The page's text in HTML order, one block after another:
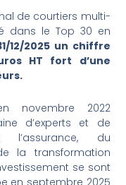
de courtiers multi-
dans le Top 30 en
12/2025 un chiffre
HT fort d’une
novembre 2022
d’experts et de
l’assurance, du
la transformation
se sont
en septembre 2025